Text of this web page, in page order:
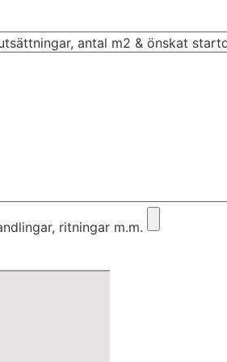
antal m2 & önskat
ritningar m.m.